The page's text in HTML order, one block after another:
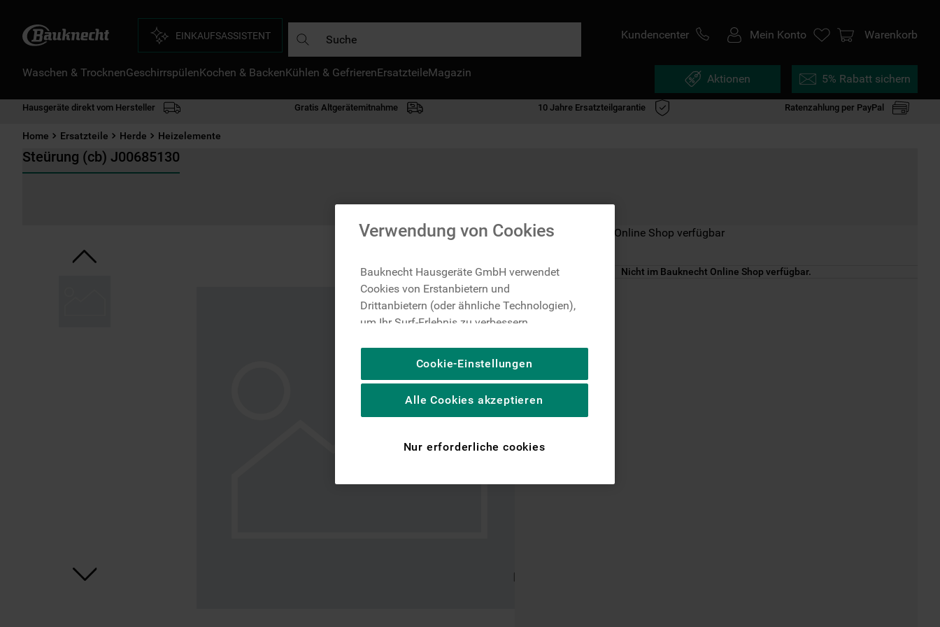
EINKAUFSASSISTENT Kundencenter Mein Konto Warenkorb
Waschen & TrocknenGeschirrspülenKochen & BackenKühlen & GefrierenErsatzteileMagazin Aktionen 5% Rabatt sichern
Hausgeräte direkt vom Hersteller Gratis Altgerätemitnahme 10 Jahre Ersatzteilgarantie Ratenzahlung per PayPal
Home Ersatzteile Herde Heizelemente
Steürung (cb) J00685130
Nicht im Bauknecht Online Shop verfügbar
Nicht im Bauknecht Online Shop verfügbar.
Verwendung von Cookies
Bauknecht Hausgeräte GmbH verwendet
Cookies von Erstanbietern und
Drittanbietern (oder ähnliche Technologien),
um Ihr Surf-Erlebnis zu verbessern
um die redaktionellen Inhalte der Website
basierend auf Ihrer Nutzung der Website zu
personalisieren, die Funktionalität der
spezifische Funktionen anzubieten
Plattformen, beispielsweise Google LLC –
Cookie-Einstellungen
Nur erforderliche cookies
Alle Cookies akzeptieren
DIE HÄUFIGSTEN SUCHANFRAGEN
gefrierschrank